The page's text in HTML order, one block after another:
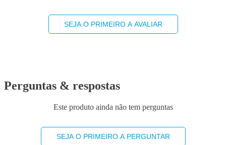
SEJA O PRIMEIRO A AVALIAR
Perguntas & respostas
Este produto ainda não tem perguntas
SEJA O PRIMEIRO A PERGUNTAR